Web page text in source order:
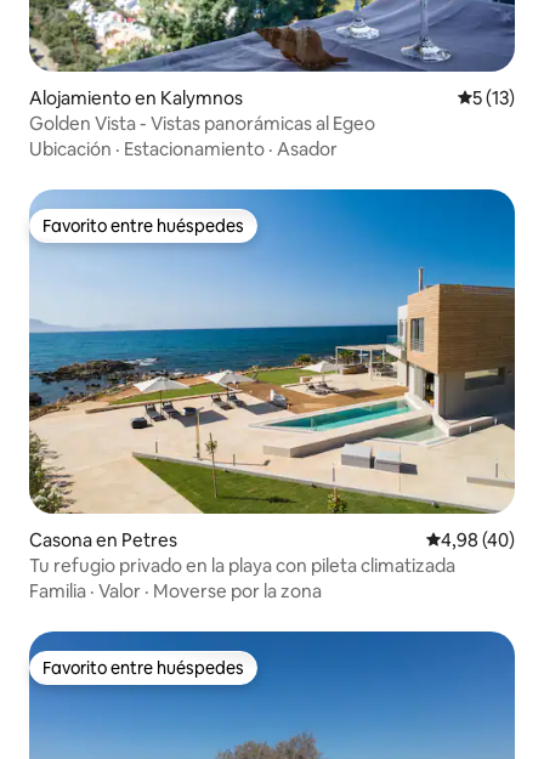
Alojamiento en Kalymnos
5 (13)
Golden Vista - Vistas panorámicas al Egeo
Ubicación · Estacionamiento · Asador
Favorito entre huéspedes
Favorito entre huéspedes
Casona en Petres Calificación
4,98 (40)
Tu refugio privado en la playa con pileta climatizada
Familia · Valor · Moverse por la zona
Favorito entre huéspedes
Favorito entre huéspedes